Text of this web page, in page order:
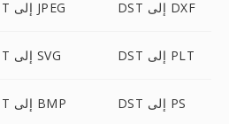
DST إلى JPEG DST إلى DXF
DST إلى SVG DST إلى PLT
DST إلى BMP DST إلى PS